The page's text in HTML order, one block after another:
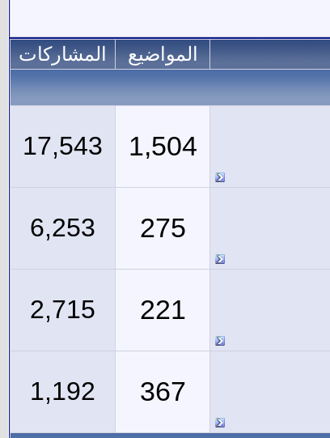
المواضيع المشاركات
1,504
17,543
275
6,253
221
2,715
367
1,192